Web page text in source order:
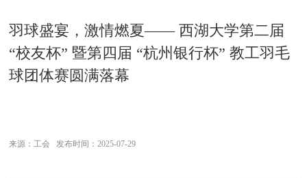
羽球盛宴，激情燃夏—— 西湖大学第二届
“校友杯” 暨第四届 “杭州银行杯” 教工羽毛
球团体赛圆满落幕
来源：工会 发布时间：2025-07-29